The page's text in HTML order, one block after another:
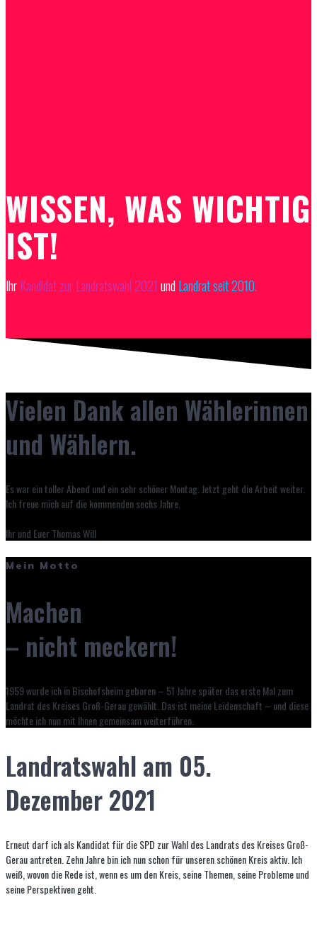
WISSEN, WAS WICHTIG
IST!
IhrKandidat zur Landratswahl 2021 und Landrat seit 2010.
Vielen Dank allen Wählerinnen
und Wählern.
Es war ein toller Abend und ein sehr schöner Montag. Jetzt geht die Arbeit weiter.
Ich freue mich auf die kommenden sechs Jahre.
Ihr und Euer Thomas Will
Mein Motto
Machen
– nicht meckern!
1959 wurde ich in Bischofsheim geboren – 51 Jahre später das erste Mal zum
Landrat des Kreises Groß-Gerau gewählt. Das ist meine Leidenschaft – und diese
möchte ich nun mit Ihnen gemeinsam weiterführen.
Landratswahl am 05.
Dezember 2021
Erneut darf ich als Kandidat für die SPD zur Wahl des Landrats des Kreises Groß-
Gerau antreten. Zehn Jahre bin ich nun schon für unseren schönen Kreis aktiv. Ich
weiß, wovon die Rede ist, wenn es um den Kreis, seine Themen, seine Probleme und
seine Perspektiven geht.